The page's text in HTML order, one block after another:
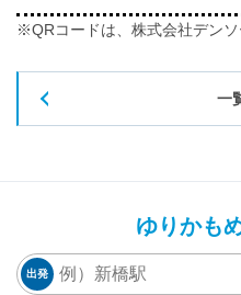
※QRコードは、株式会社デンソ
一
ゆりかも
出発